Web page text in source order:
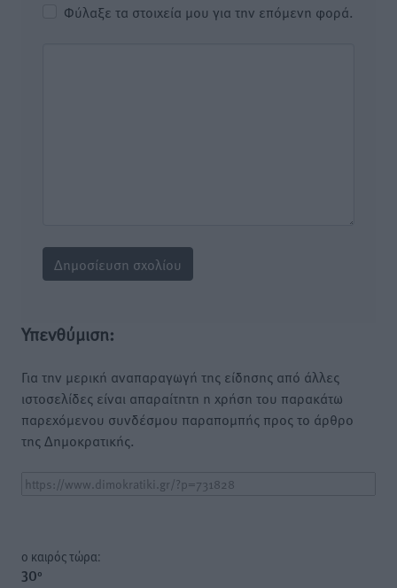
Φύλαξε τα στοιχεία μου για την επόμενη φορά.
Υπενθύμιση:
Για την μερική αναπαραγωγή της είδησης από άλλες
ιστοσελίδες είναι απαραίτητη η χρήση του παρακάτω
παρεχόμενου συνδέσμου παραπομπής προς το άρθρο
της Δημοκρατικής.
o καιρός τώρα:
30°